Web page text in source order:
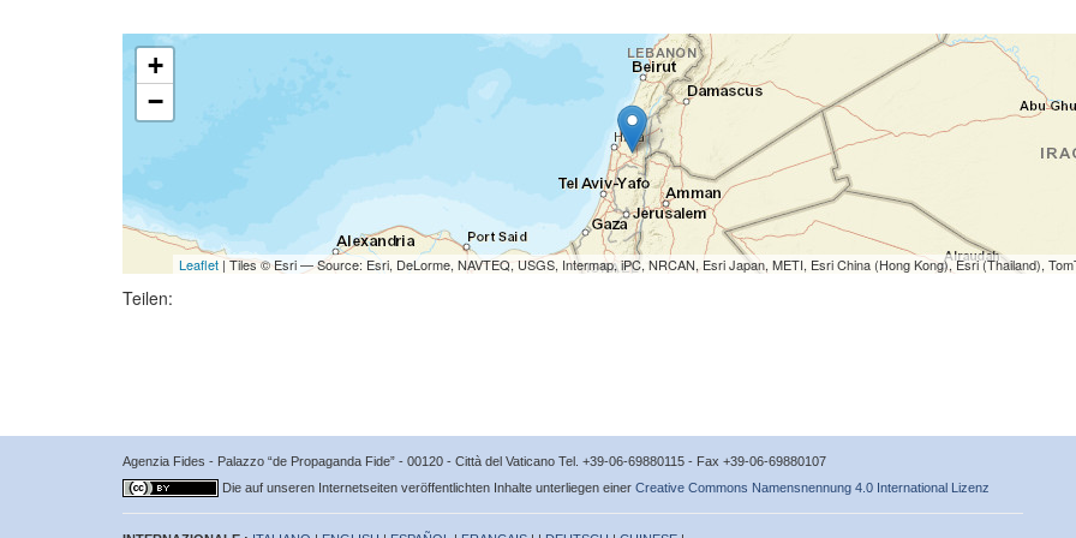
+
−
Leaflet| Tiles © Esri — Source: Esri, DeLorme, NAVTEQ, USGS, Intermap, iPC, NRCAN, Esri Japan, METI, Esri China (Hong Kong), Esri (Thailand),
Teilen:
Agenzia Fides - Palazzo “de Propaganda Fide” - 00120 - Città del Vaticano Tel. +39-06-69880115 - Fax +39-06-69880107
Die auf unseren Internetseiten veröffentlichten Inhalte unterliegen einer Creative Commons Namensnennung 4.0 International Lizenz